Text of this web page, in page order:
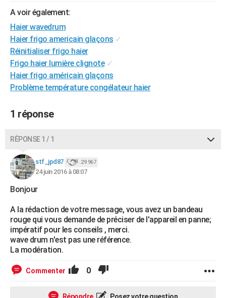
Art de vivre
Bien-être
Loisirs
Mode
Modes de vie
Alimentation
Guide de la santé
Maladies
Médicaments
Sommeil
VOYAGE
PHOTO
GUIDES D'ACHAT
CARTE DE VOEUX
Carte de Noël
Carte Bonne année
Carte Saint-Valentin
Carte Pâques
Carte d'anniversaire
DICTIONNAIRE
Dictionnaire
Biographies
Citations
Expressions
Proverbes
PROGRAMME TV
FORUM
Bricolage
Lifestyle
Culture
Sport
Auto
Television
Voyage
Cinema
A voir également:
Haier wavedrum
Haier frigo americain glaçons ✓
Réinitialiser frigo haier
Frigo haier lumière clignote ✓
Haier frigo américain glaçons
Problème température congélateur haier
1 réponse
RÉPONSE 1 / 1
stf_jpd87 29 967
24 juin 2016 à 08:07
Bonjour
A la rédaction de votre message, vous avez un bandeau
rouge qui vous demande de préciser de l'appareil en panne;
impératif pour les conseils , merci.
wave drum n'est pas une référence.
La modération.
Commenter 0